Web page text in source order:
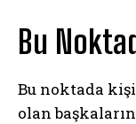
Bu
Bu noktada
olan